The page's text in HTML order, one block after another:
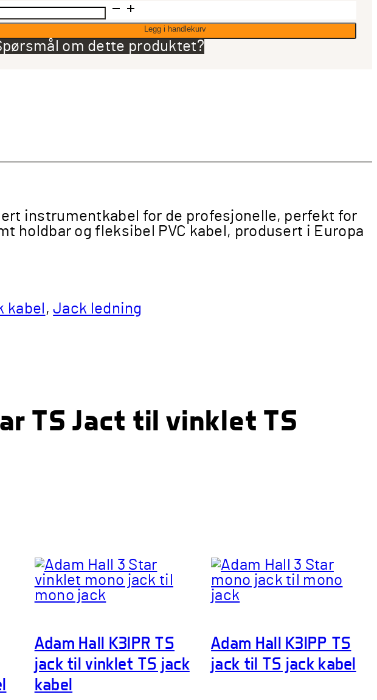
Legg i handlekurv
om dette produktet?
instrumentkabel for de profesjonelle, perfekt for
holdbar og fleksibel PVC kabel, produsert i Europa
kabel ,Jack ledning
TS Jact til vinklet TS
Adam Hall K3IPR TS
jack til vinklet TS jack
kabel
Adam Hall K3IPP TS
jack til TS jack kabel